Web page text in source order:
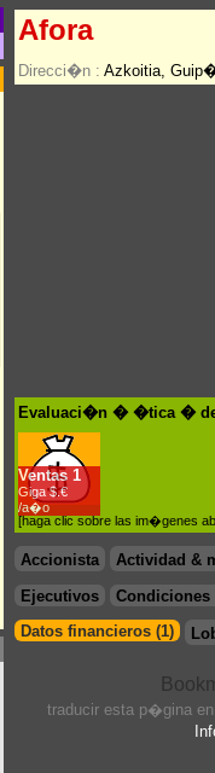
Afora
Direcci�n : Azkoitia,
Evaluaci�n � �tica �
Ventas 1
Giga $.€
/a�o
[haga clic sobre las im�genes
Accionista
Actividad &
Ejecutivos
Condiciones
Datos financieros (1)
traducir esta p�gina